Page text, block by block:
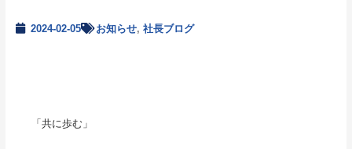
2024-02-05 お知らせ, 社長ブログ
「共に歩む」